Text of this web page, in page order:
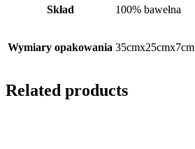
Skład 100% bawełna
Wymiary opakowania 35cmx25cmx7cm
Related products